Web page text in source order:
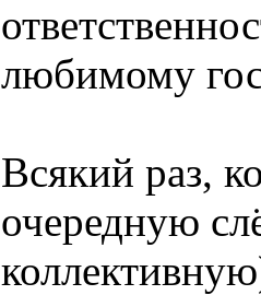
любимому
Всякий раз,
очередную